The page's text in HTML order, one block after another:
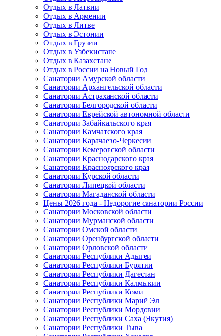
Отдых в Латвии
Отдых в Армении
Отдых в Литве
Отдых в Эстонии
Отдых в Грузии
Отдых в Узбекистане
Отдых в Казахстане
Отдых в России на Новый Год
Санатории Амурской области
Санатории Архангельской области
Санатории Астраханской области
Санатории Белгородской области
Санатории Еврейской автономной области
Санатории Забайкальского края
Санатории Камчатского края
Санатории Карачаево-Черкесии
Санатории Кемеровской области
Санатории Краснодарского края
Санатории Красноярского края
Санатории Курской области
Санатории Липецкой области
Санатории Магаданской области
Цены 2026 года - Недорогие санатории России
Санатории Московской области
Санатории Мурманской области
Санатории Омской области
Санатории Оренбургской области
Санатории Орловской области
Санатории Республики Адыгеи
Санатории Республики Бурятии
Санатории Республики Дагестан
Санатории Республики Калмыкии
Санатории Республики Коми
Санатории Республики Марий Эл
Санатории Республики Мордовии
Санатории Республики Саха (Якутия)
Санатории Республики Тыва